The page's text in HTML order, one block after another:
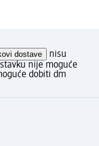
dostave
nisu
nije moguće
dobiti dm